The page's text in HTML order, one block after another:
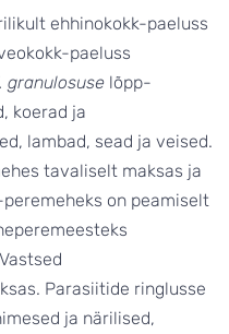
ehhinokokk-paeluss
paeluss
granulosuse lõpp-
koerad ja
lambad, sead ja veised.
tavaliselt maksas ja
on peamiselt
Parasiitide ringlusse
ja närilised,